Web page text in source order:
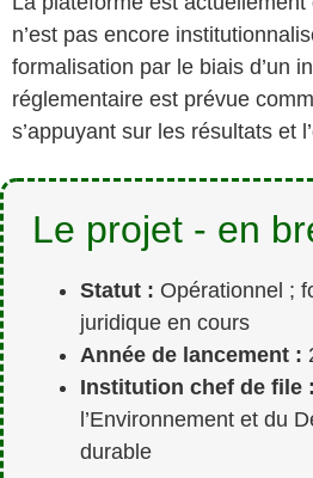
n’est pas encore
formalisation par le biais d’un
réglementaire est prévue
s’appuyant sur les résultats et
Le projet - en
Statut : Opérationnel ;
juridique en cours
Année de lancement :
Institution chef de file :
l’Environnement et du
durable